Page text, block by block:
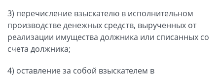
3) перечисление взыскателю в исполнительном
производстве денежных средств, вырученных от
реализации имущества должника или списанных со
счета должника;
4) оставление за собой взыскателем в